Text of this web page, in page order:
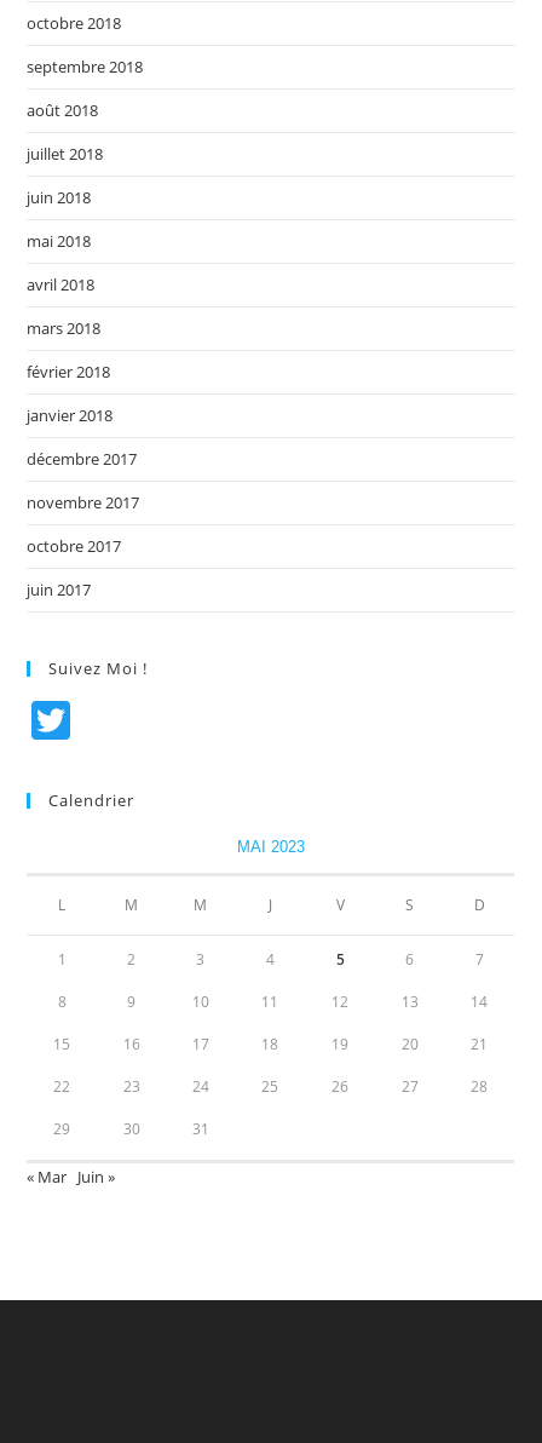
octobre 2018
septembre 2018
août 2018
juillet 2018
juin 2018
mai 2018
avril 2018
mars 2018
février 2018
janvier 2018
décembre 2017
novembre 2017
octobre 2017
juin 2017
Suivez Moi !
itt
Calendrier
MAI 2023
L M M J V S D
1 2 3 4 5 6 7
8 9 10 11 12 13 14
15 16 17 18 19 20 21
22 23 24 25 26 27 28
29 30 31
« Mar Juin »